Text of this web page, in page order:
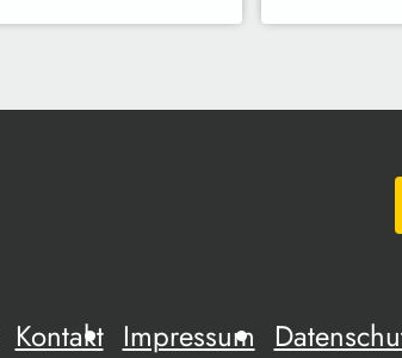
Kontakt Impressum